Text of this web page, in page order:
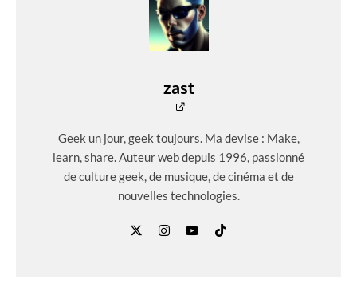
zast
Geek un jour, geek toujours. Ma devise : Make,
learn, share. Auteur web depuis 1996, passionné
de culture geek, de musique, de cinéma et de
nouvelles technologies.